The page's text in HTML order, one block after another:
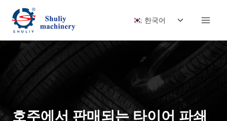
content
한국어
Toggle
menu
호주에서 판매되는 타이어 파쇄